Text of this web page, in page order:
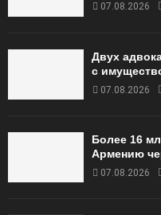
07.08.2026
Двух
с
07.08.2026
Более 16
Армению
07.08.2026